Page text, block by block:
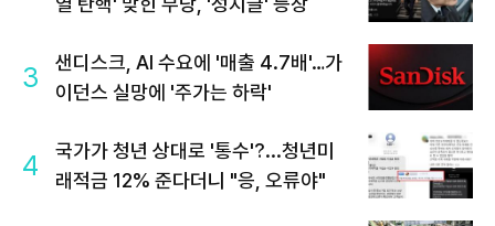
3
샌디스크, AI 수요에 '매출 4.7배'…가
이던스 실망에 '주가는 하락'
4
국가가 청년 상대로 '통수'?...청년미
래적금 12% 준다더니 "응, 오류야"